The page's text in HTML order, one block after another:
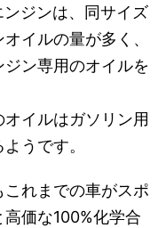
ジンは、同サイズ
イルの量が多く、
ン専用のオイルを
イルはガソリン用
うです。
れまでの車がスポ
価な100%化学合